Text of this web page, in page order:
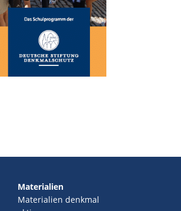
Materialien
Materialien denkmal